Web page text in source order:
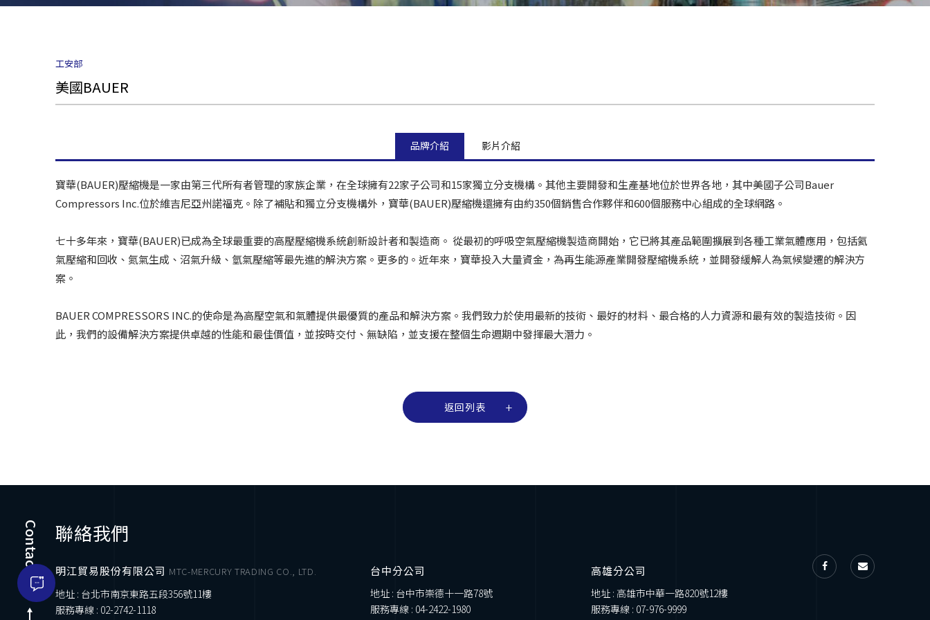
工安部
美國BAUER
品牌介紹 影片介紹
寶華(BAUER)壓縮機是一家由第三代所有者管理的家族企業，在全球擁有22家子公司和15家獨立分支機構。其他主要開發和生產基地位於世界各地，其中美國子公司Bauer
Compressors Inc.位於維吉尼亞州諾福克。除了補貼和獨立分支機構外，寶華(BAUER)壓縮機還擁有由約350個銷售合作夥伴和600個服務中心組成的全球網路。
七十多年來，寶華(BAUER)已成為全球最重要的高壓壓縮機系統創新設計者和製造商。 從最初的呼吸空氣壓縮機製造商開始，它已將其產品範圍擴展到各種工業氣體應用，包括氦
氣壓縮和回收、氮氣生成、沼氣升級、氫氣壓縮等最先進的解決方案。更多的。近年來，寶華投入大量資金，為再生能源產業開發壓縮機系統，並開發緩解人為氣候變遷的解決方
案。
BAUER COMPRESSORS INC.的使命是為高壓空氣和氣體提供最優質的產品和解決方案。我們致力於使用最新的技術、最好的材料、最合格的人力資源和最有效的製造技術。因
此，我們的設備解決方案提供卓越的性能和最佳價值，並按時交付、無缺陷，並支援在整個生命週期中發揮最大潛力。
返回列表
Contact Us 聯絡我們
明江貿易股份有限公司 MTC-MERCURY TRADING CO., LTD.
地址 : 台北市南京東路五段356號11樓
服務專線 : 02-2742-1118
台中分公司
地址 : 台中市崇德十一路78號
服務專線 : 04-2422-1980
高雄分公司
地址 : 高雄市中華一路820號12樓
服務專線 : 07-976-9999